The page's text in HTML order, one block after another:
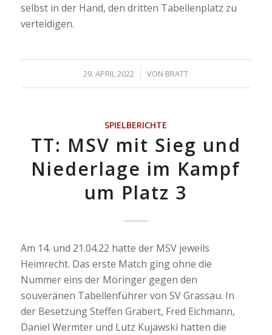
selbst in der Hand, den dritten Tabellenplatz zu
verteidigen.
29. APRIL 2022
/ VON BRATT
SPIELBERICHTE
TT: MSV mit Sieg und
Niederlage im Kampf
um Platz 3
Am 14. und 21.04.22 hatte der MSV jeweils
Heimrecht. Das erste Match ging ohne die
Nummer eins der Möringer gegen den
souveränen Tabellenführer von SV Grassau. In
der Besetzung Steffen Grabert, Fred Eichmann,
Daniel Wermter und Lutz Kujawski hatten die